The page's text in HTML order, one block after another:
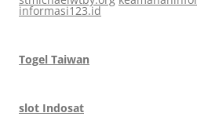
informasi123.id
Togel Taiwan
slot Indosat